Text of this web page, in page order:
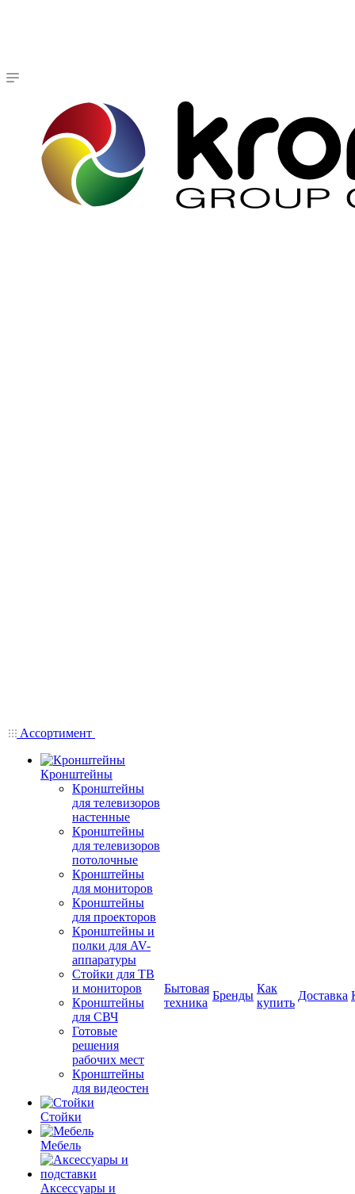
Ассортимент
Кронштейны
Кронштейны
для телевизоров
настенные
Кронштейны
для телевизоров
потолочные
Кронштейны
для мониторов
Кронштейны
для проекторов
Кронштейны и
полки для AV-
аппаратуры
Стойки для ТВ
и мониторов
Кронштейны
для СВЧ
Готовые
решения
рабочих мест
Кронштейны
для видеостен
Стойки
Мебель
Аксессуары и
Бытовая
техника
Бренды
Как
купить
Доставка